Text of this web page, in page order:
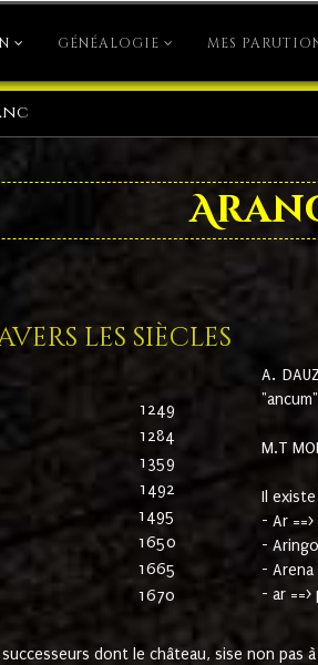
GÉNÉALOGIE MES
les siècles
1249
1284
1359
1492
1495
1650
1665
1670
A.
M.T
Il
- Ar
-
- Arena
- ar
dont le château, sise non